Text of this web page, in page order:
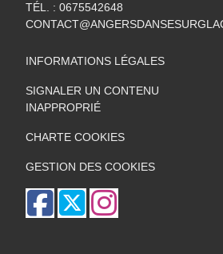
TÉL. : 0675542648
INFORMATIONS LÉGALES
SIGNALER UN CONTENU
INAPPROPRIÉ
CHARTE COOKIES
GESTION DES COOKIES